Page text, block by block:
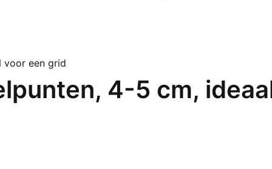
4-5 cm,